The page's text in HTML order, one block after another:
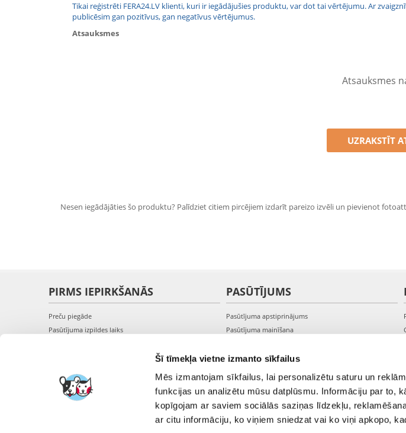
Šī tīmekļa vietne izmanto sīkfailus
Mēs izmantojam sīkfailus, lai personalizētu saturu un
funkcijas un analizētu mūsu datplūsmu. Informāciju par to,
kopīgojam ar saviem sociālās saziņas līdzekļu,
ar citu informāciju, ko viņiem sniedzat vai ko viņi apkopo,
Tikai reģistrēti FERA24.LV klienti, kuri ir iegādājušies produktu, var dot tai vērtējumu. Ar
publicēsim gan pozitīvus, gan negatīvus vērtējumus.
Atsauksmes
Atsauksmes
UZRAKSTĪT
Nesen iegādājāties šo produktu? Palīdziet citiem pircējiem izdarīt pareizo izvēli un pievienot
PIRMS IEPIRKŠANĀS
Preču piegāde
Pasūtījuma izpildes laiks
Privātuma politika
PASŪTĪJUMS
Pasūtījuma apstiprinājums
Pasūtījuma mainīšana
Pieslēgšanās kontam